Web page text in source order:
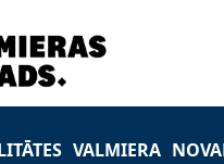
VALMIERA